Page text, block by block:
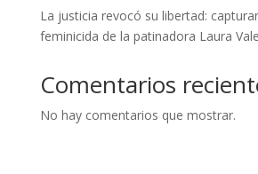
La justicia revocó su libertad:
feminicida de la patinadora Laura
Comentarios
No hay comentarios que mostrar.